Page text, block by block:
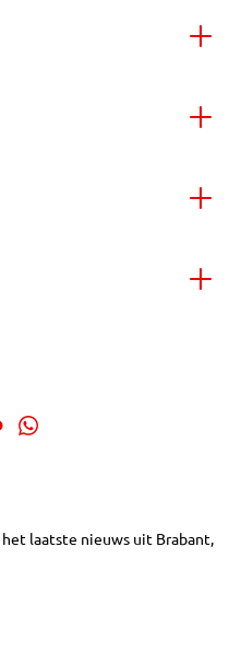
laatste nieuws uit Brabant,